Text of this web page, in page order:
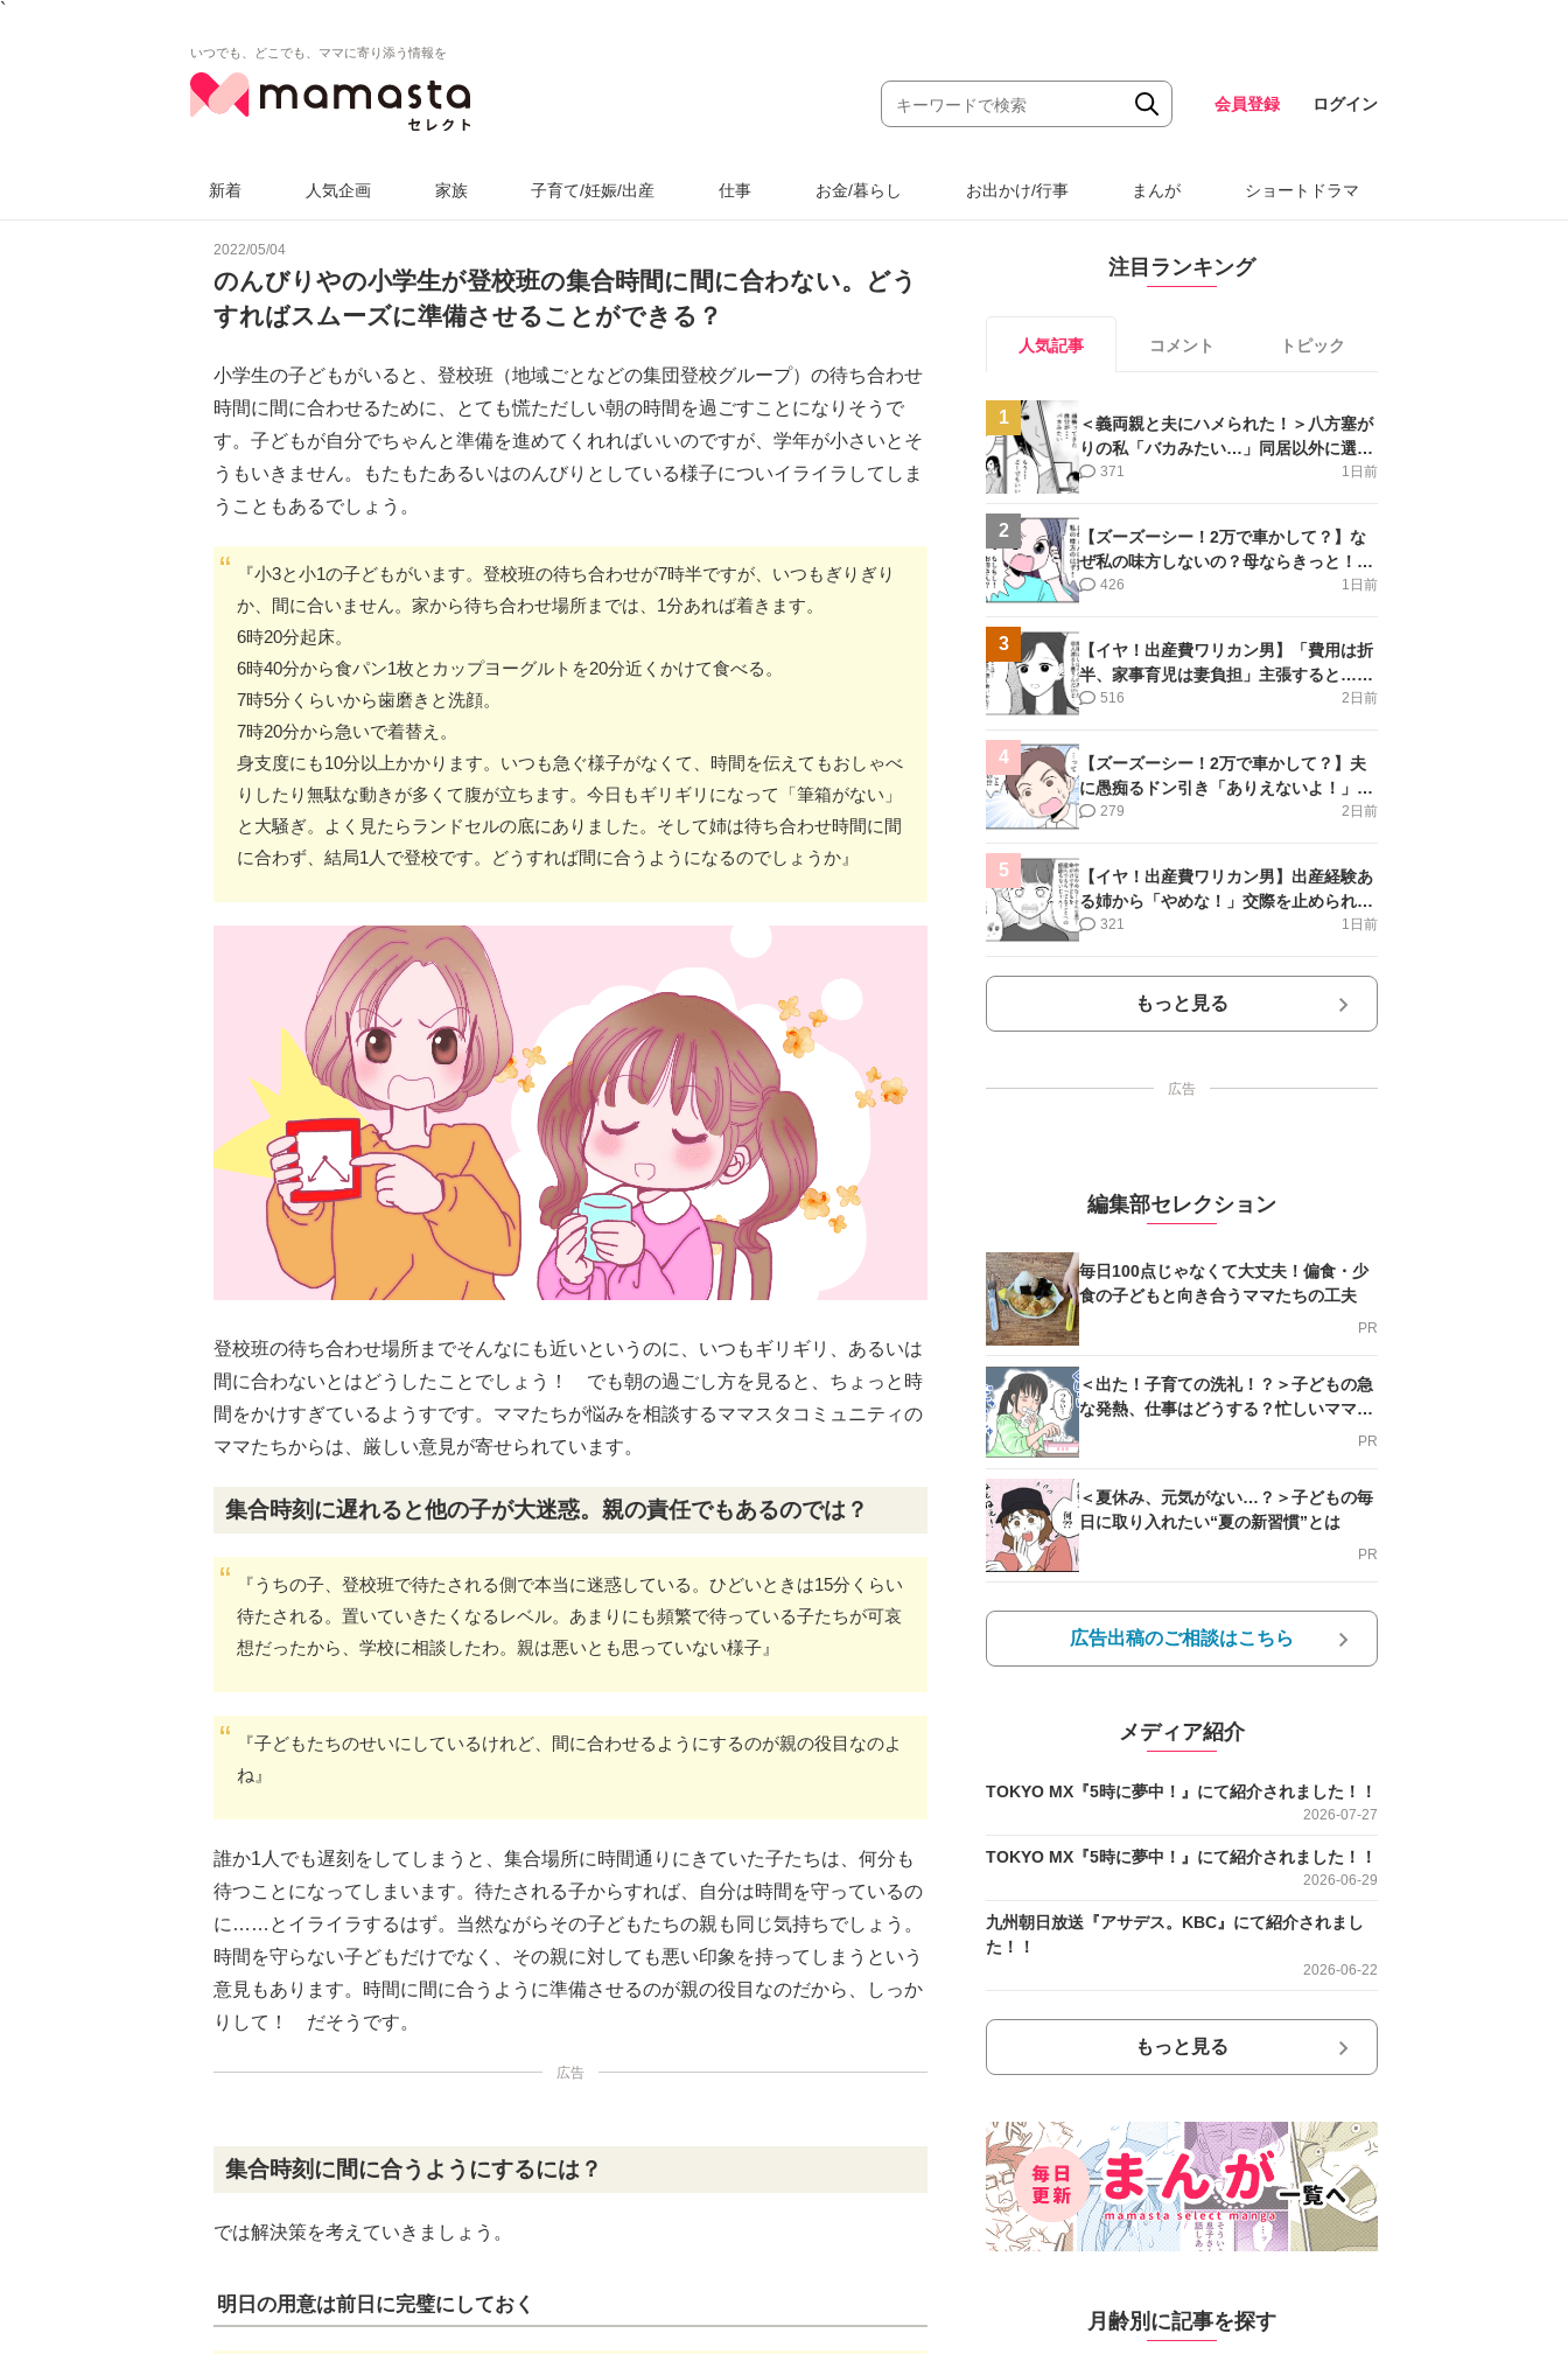
`
いつでも、どこでも、ママに寄り添う情報を
会員登録 ログイン
新着 人気企画 家族 子育て/妊娠/出産 仕事 お金/暮らし お出かけ/行事 まんが ショートドラマ
2022/05/04
のんびりやの小学生が登校班の集合時間に間に合わない。どう
すればスムーズに準備させることができる？
小学生の子どもがいると、登校班（地域ごとなどの集団登校グループ）の待ち合わせ
時間に間に合わせるために、とても慌ただしい朝の時間を過ごすことになりそうで
す。子どもが自分でちゃんと準備を進めてくれればいいのですが、学年が小さいとそ
うもいきません。もたもたあるいはのんびりとしている様子についイライラしてしま
うこともあるでしょう。
『小3と小1の子どもがいます。登校班の待ち合わせが7時半ですが、いつもぎりぎり
か、間に合いません。家から待ち合わせ場所までは、1分あれば着きます。
6時20分起床。
6時40分から食パン1枚とカップヨーグルトを20分近くかけて食べる。
7時5分くらいから歯磨きと洗顔。
7時20分から急いで着替え。
身支度にも10分以上かかります。いつも急ぐ様子がなくて、時間を伝えてもおしゃべ
りしたり無駄な動きが多くて腹が立ちます。今日もギリギリになって「筆箱がない」
と大騒ぎ。よく見たらランドセルの底にありました。そして姉は待ち合わせ時間に間
に合わず、結局1人で登校です。どうすれば間に合うようになるのでしょうか』
登校班の待ち合わせ場所までそんなにも近いというのに、いつもギリギリ、あるいは
間に合わないとはどうしたことでしょう！ でも朝の過ごし方を見ると、ちょっと時
間をかけすぎているようすです。ママたちが悩みを相談するママスタコミュニティの
ママたちからは、厳しい意見が寄せられています。
集合時刻に遅れると他の子が大迷惑。親の責任でもあるのでは？
『うちの子、登校班で待たされる側で本当に迷惑している。ひどいときは15分くらい
待たされる。置いていきたくなるレベル。あまりにも頻繁で待っている子たちが可哀
想だったから、学校に相談したわ。親は悪いとも思っていない様子』
『子どもたちのせいにしているけれど、間に合わせるようにするのが親の役目なのよ
ね』
誰か1人でも遅刻をしてしまうと、集合場所に時間通りにきていた子たちは、何分も
待つことになってしまいます。待たされる子からすれば、自分は時間を守っているの
に……とイライラするはず。当然ながらその子どもたちの親も同じ気持ちでしょう。
時間を守らない子どもだけでなく、その親に対しても悪い印象を持ってしまうという
意見もあります。時間に間に合うように準備させるのが親の役目なのだから、しっか
りして！ だそうです。
広告
集合時刻に間に合うようにするには？
では解決策を考えていきましょう。
明日の用意は前日に完璧にしておく
注目ランキング
人気記事 コメント トピック
1
＜義両親と夫にハメられた！＞八方塞が
りの私「バカみたい…」同居以外に選択
肢がない【第5話まんが】
1日前
371
2
【ズーズーシー！2万で車かして？】な
ぜ私の味方しないの？母ならきっと！＜
第17話＞#4コマ母道場
1日前
426
3
【イヤ！出産費ワリカン男】「費用は折
半、家事育児は妻負担」主張すると…＜
第11話＞#4コマ母道場
2日前
516
4
【ズーズーシー！2万で車かして？】夫
に愚痴るドン引き「ありえないよ！」＜
第16話＞#4コマ母道場
2日前
279
5
【イヤ！出産費ワリカン男】出産経験あ
る姉から「やめな！」交際を止められ＜
第12話＞#4コマ母道場
1日前
321
もっと見る
広告
編集部セレクション
毎日100点じゃなくて大丈夫！偏食・少
食の子どもと向き合うママたちの工夫
PR
＜出た！子育ての洗礼！？＞子どもの急
な発熱、仕事はどうする？忙しいママを
PR
＜夏休み、元気がない…？＞子どもの毎
日に取り入れたい“夏の新習慣”とは
PR
広告出稿のご相談はこちら
メディア紹介
TOKYO MX『5時に夢中！』にて紹介されました！！
2026-07-27
TOKYO MX『5時に夢中！』にて紹介されました！！
2026-06-29
九州朝日放送『アサデス。KBC』にて紹介されまし
た！！
2026-06-22
もっと見る
月齢別に記事を探す